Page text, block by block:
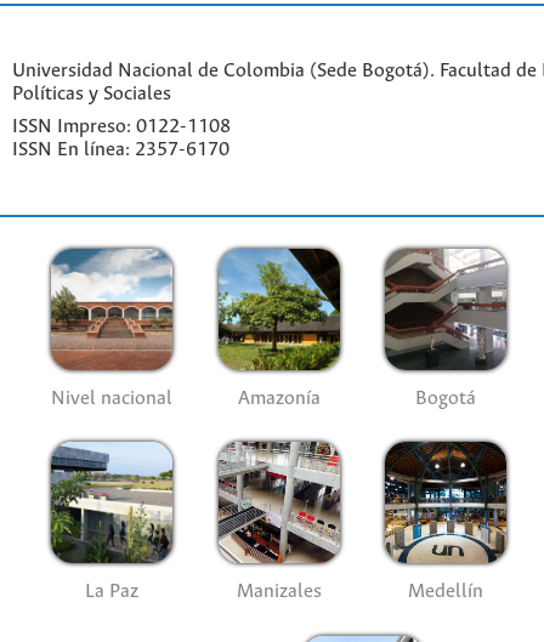
Universidad Nacional de Colombia (Sede Bogotá). Facultad de
Políticas y Sociales
ISSN Impreso: 0122-1108
ISSN En línea: 2357-6170
Nivel nacional Amazonía Bogotá
La Paz Manizales Medellín